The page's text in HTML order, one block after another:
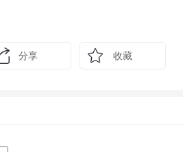
分享 收藏